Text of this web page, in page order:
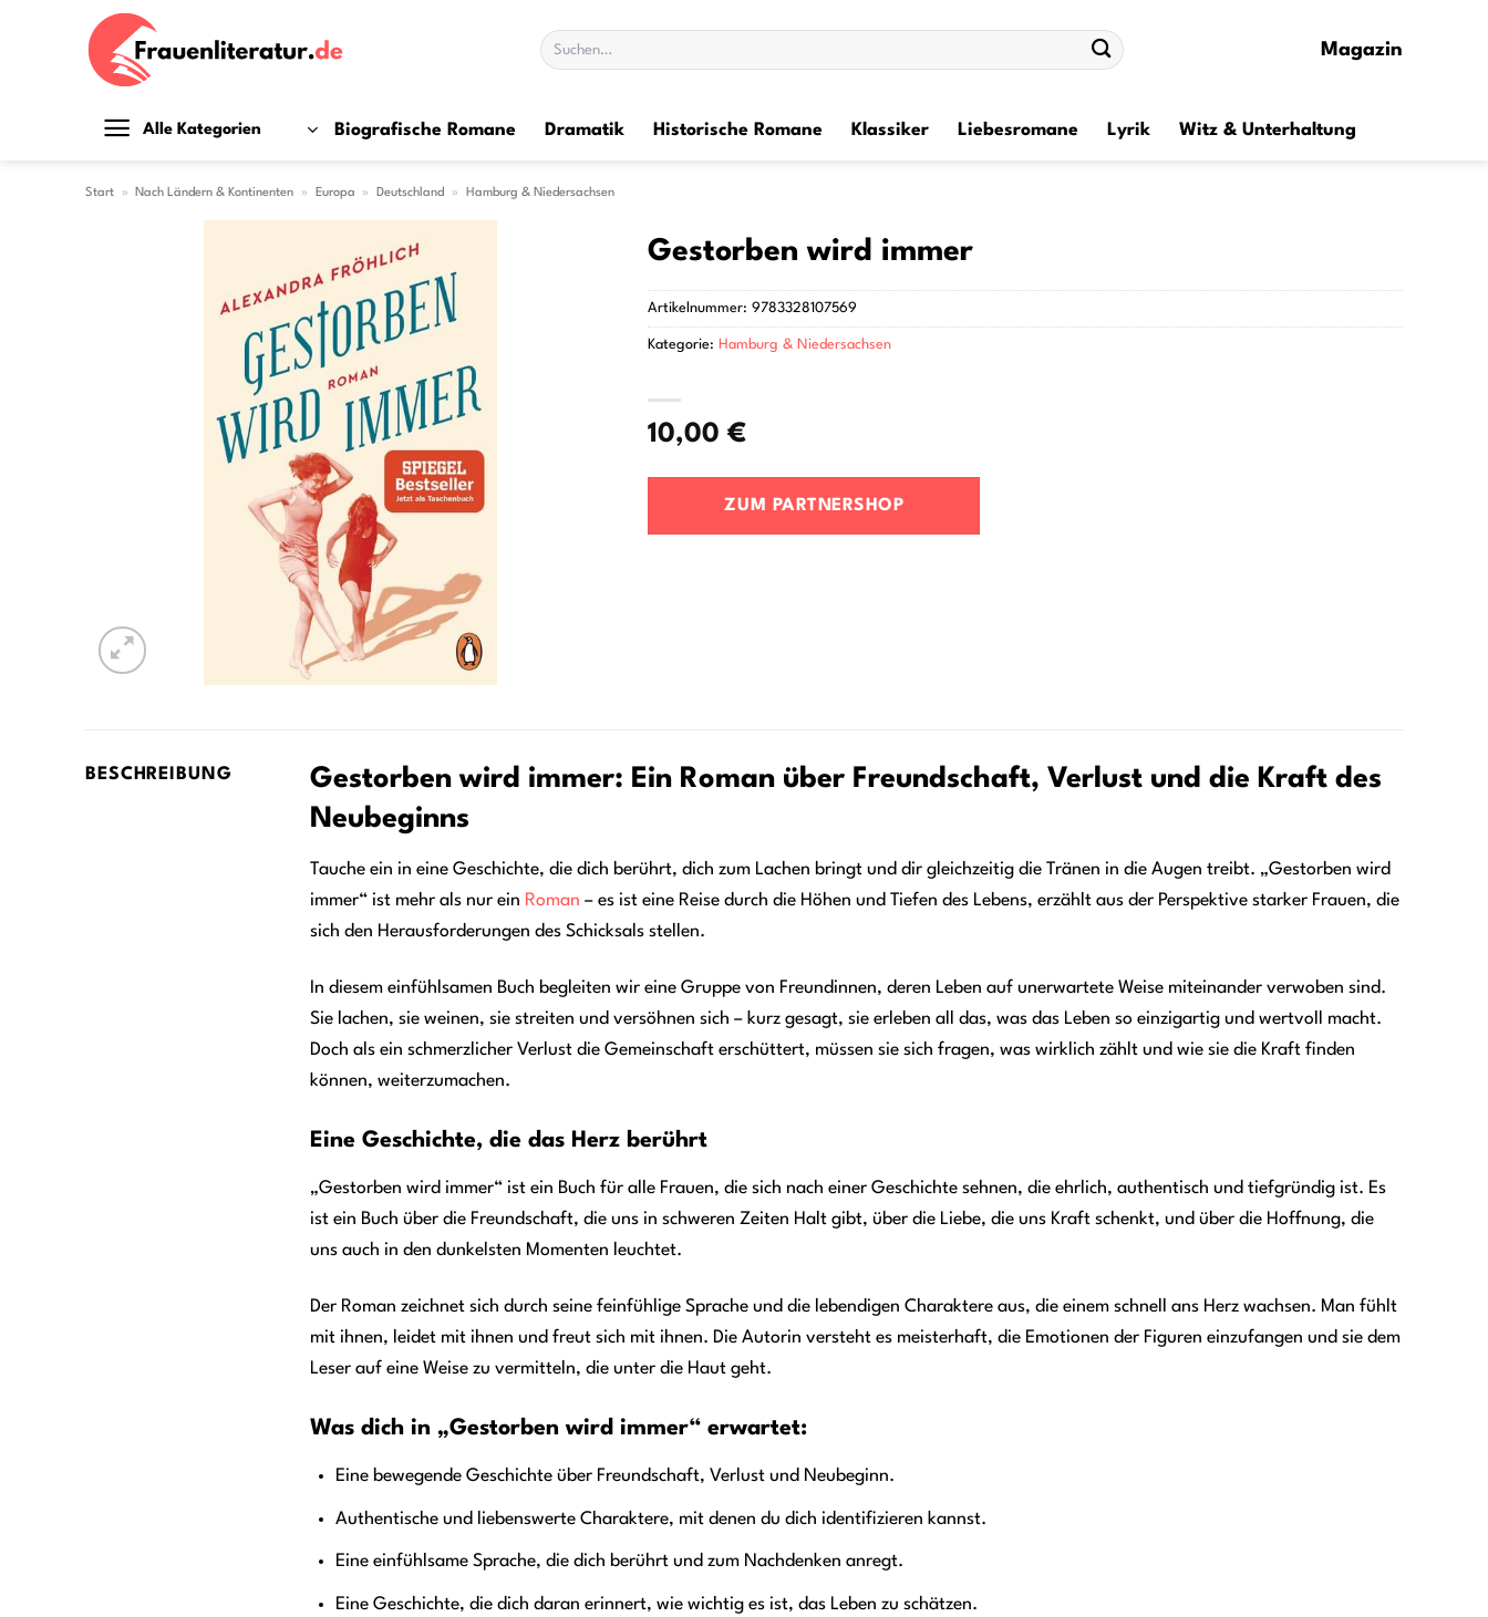
Suchen
nach:
Magazin
Alle Kategorien Biografische Romane Dramatik Historische Romane Klassiker Liebesromane Lyrik Witz & Unterhaltung
Start » Nach Ländern & Kontinenten » Europa » Deutschland » Hamburg & Niedersachsen
Gestorben wird immer
10,00€
ZUM PARTNERSHOP
Artikelnummer:9783328107569
Kategorie: Hamburg & Niedersachsen
BESCHREIBUNG
Gestorben wird immer: Ein Roman über Freundschaft, Verlust und die Kraft des
Neubeginns
Tauche ein in eine Geschichte, die dich berührt, dich zum Lachen bringt und dir gleichzeitig die Tränen in die Augen treibt. „Gestorben wird
immer“ ist mehr als nur ein Roman – es ist eine Reise durch die Höhen und Tiefen des Lebens, erzählt aus der Perspektive starker Frauen, die
sich den Herausforderungen des Schicksals stellen.
In diesem einfühlsamen Buch begleiten wir eine Gruppe von Freundinnen, deren Leben auf unerwartete Weise miteinander verwoben sind.
Sie lachen, sie weinen, sie streiten und versöhnen sich – kurz gesagt, sie erleben all das, was das Leben so einzigartig und wertvoll macht.
Doch als ein schmerzlicher Verlust die Gemeinschaft erschüttert, müssen sie sich fragen, was wirklich zählt und wie sie die Kraft finden
können, weiterzumachen.
Eine Geschichte, die das Herz berührt
„Gestorben wird immer“ ist ein Buch für alle Frauen, die sich nach einer Geschichte sehnen, die ehrlich, authentisch und tiefgründig ist. Es
ist ein Buch über die Freundschaft, die uns in schweren Zeiten Halt gibt, über die Liebe, die uns Kraft schenkt, und über die Hoffnung, die
uns auch in den dunkelsten Momenten leuchtet.
Der Roman zeichnet sich durch seine feinfühlige Sprache und die lebendigen Charaktere aus, die einem schnell ans Herz wachsen. Man fühlt
mit ihnen, leidet mit ihnen und freut sich mit ihnen. Die Autorin versteht es meisterhaft, die Emotionen der Figuren einzufangen und sie dem
Leser auf eine Weise zu vermitteln, die unter die Haut geht.
Was dich in „Gestorben wird immer“ erwartet:
Eine bewegende Geschichte über Freundschaft, Verlust und Neubeginn.
Authentische und liebenswerte Charaktere, mit denen du dich identifizieren kannst.
Eine einfühlsame Sprache, die dich berührt und zum Nachdenken anregt.
Eine Geschichte, die dich daran erinnert, wie wichtig es ist, das Leben zu schätzen.